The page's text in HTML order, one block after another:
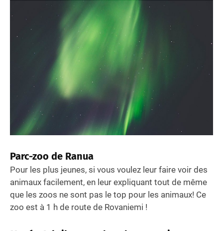
Parc-zoo de Ranua
Pour les plus jeunes, si vous voulez leur faire voir des
animaux facilement, en leur expliquant tout de même
que les zoos ne sont pas le top pour les animaux! Ce
zoo est à 1 h de route de Rovaniemi !